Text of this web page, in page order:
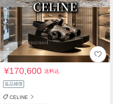
¥170,600送料込
返品補償
CELINE